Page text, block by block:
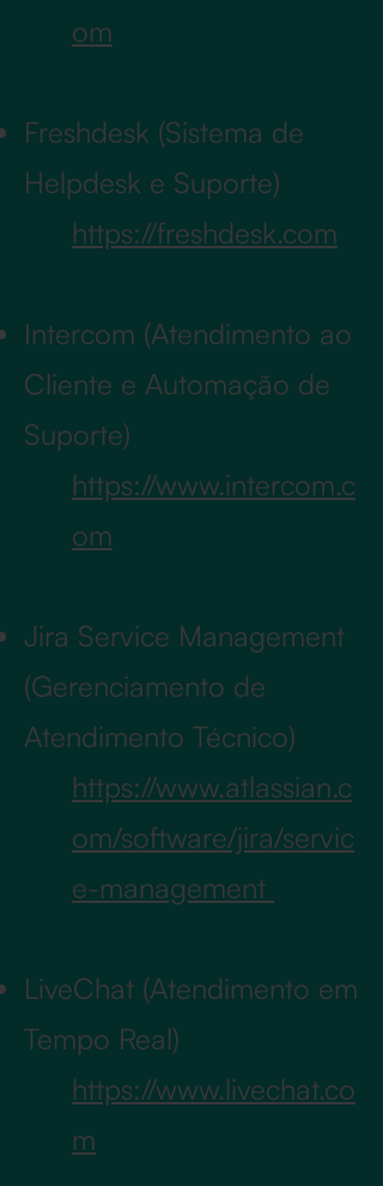
om
Freshdesk (Sistema de
Helpdesk e Suporte)
https://freshdesk.com
Intercom (Atendimento ao
Cliente e Automação de
Suporte)
https://www.intercom.c
om
Jira Service Management
(Gerenciamento de
Atendimento Técnico)
https://www.atlassian.c
om/software/jira/servic
e-management
LiveChat (Atendimento em
Tempo Real)
https://www.livechat.co
m